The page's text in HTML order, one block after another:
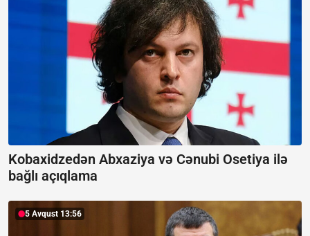
Kobaxidzedən Abxaziya və Cənubi Osetiya ilə
bağlı açıqlama
5 Avqust 13:56